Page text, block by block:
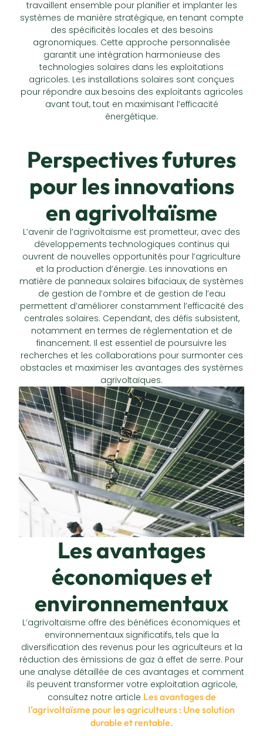
travaillent ensemble pour planifier et implanter les
systèmes de manière stratégique, en tenant compte
des spécificités locales et des besoins
agronomiques. Cette approche personnalisée
garantit une intégration harmonieuse des
technologies solaires dans les exploitations
agricoles. Les installations solaires sont conçues
pour répondre aux besoins des exploitants agricoles
avant tout, tout en maximisant l’efficacité
énergétique.
Perspectives futures
pour les innovations
en agrivoltaïsme
L’avenir de l’agrivoltaïsme est prometteur, avec des
développements technologiques continus qui
ouvrent de nouvelles opportunités pour l’agriculture
et la production d’énergie. Les innovations en
matière de panneaux solaires bifaciaux, de systèmes
de gestion de l’ombre et de gestion de l’eau
permettent d’améliorer constamment l’efficacité des
centrales solaires. Cependant, des défis subsistent,
notamment en termes de réglementation et de
financement. Il est essentiel de poursuivre les
recherches et les collaborations pour surmonter ces
obstacles et maximiser les avantages des systèmes
agrivoltaïques.
Les avantages
économiques et
environnementaux
L’agrivoltaïsme offre des bénéfices économiques et
environnementaux significatifs, tels que la
diversification des revenus pour les agriculteurs et la
réduction des émissions de gaz à effet de serre. Pour
une analyse détaillée de ces avantages et comment
ils peuvent transformer votre exploitation agricole,
consultez notre article Les avantages de
l’agrivoltaïsme pour les agriculteurs : Une solution
durable et rentable.